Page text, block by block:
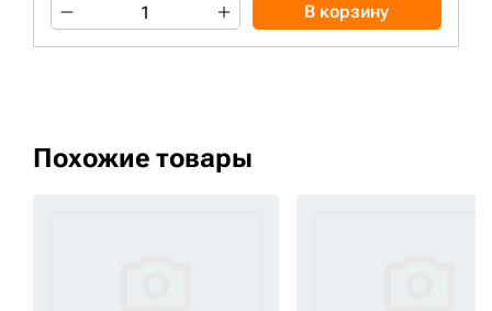
В корзину
Похожие товары